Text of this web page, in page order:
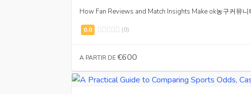
How Fan Reviews and Match Insights Make ok농구커뮤
(0)
A PARTIR DE€600